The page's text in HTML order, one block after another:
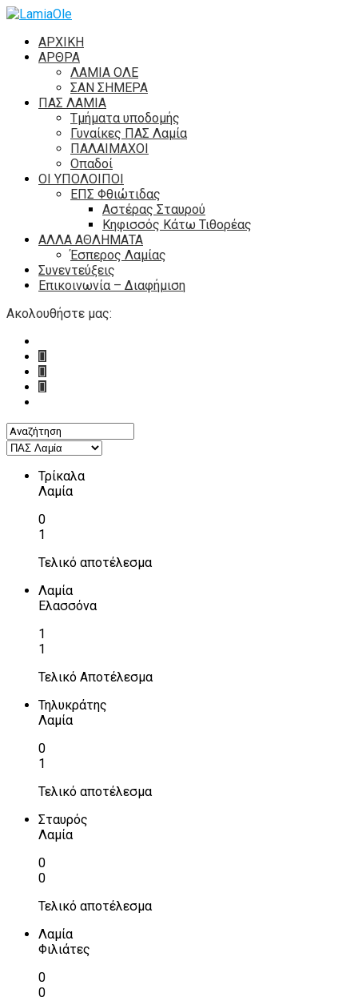
ΑΡΧΙΚΗ
ΑΡΘΡΑ
ΛΑΜΙΑ ΟΛΕ
ΣΑΝ ΣΗΜΕΡΑ
ΠΑΣ ΛΑΜΙΑ
Τμήματα υποδομής
Γυναίκες ΠΑΣ Λαμία
ΠΑΛΑΙΜΑΧΟΙ
Οπαδοί
ΟΙ ΥΠΟΛΟΙΠΟΙ
ΕΠΣ Φθιώτιδας
Αστέρας Σταυρού
Κηφισσός Κάτω Τιθορέας
ΑΛΛΑ ΑΘΛΗΜΑΤΑ
Έσπερος Λαμίας
Συνεντεύξεις
Επικοινωνία – Διαφήμιση
Ακολουθήστε μας:
Τρίκαλα
Λαμία
0
1
Τελικό αποτέλεσμα
Λαμία
Ελασσόνα
1
1
Τελικό Αποτέλεσμα
Τηλυκράτης
Λαμία
0
1
Τελικό αποτέλεσμα
Σταυρός
Λαμία
0
0
Τελικό αποτέλεσμα
Λαμία
Φιλιάτες
0
0